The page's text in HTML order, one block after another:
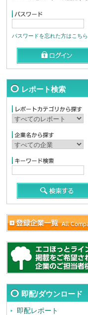
パスワードを忘れた方はこちら
レポート検索
即配/ダウンロード
即配レポート